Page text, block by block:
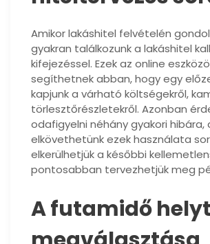
Amikor lakáshitel felvételén
gyakran találkozunk a lakáshitel
kifejezéssel. Ezek az online
segíthetnek abban, hogy egy
kapjunk a várható költségekről,
törlesztőrészletekről. Azonban
odafigyelni néhány gyakori hibára,
elkövethetünk ezek használata
elkerülhetjük a későbbi
pontosabban tervezhetjük meg
A futamidő